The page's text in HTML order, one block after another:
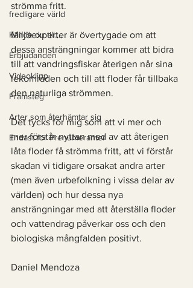
fredligare värld
Kände du till....
Erbjudanden
Videoklipp
Framsteg
Arter som återhämtar sig
Endast för Prenumeranter
strömma fritt.
Miljöexperter är övertygade om att
dessa ansträngningar kommer att bidra
till att vandringsfiskar återigen når sina
lekområden och till att floder får tillbaka
den naturliga strömmen.
Det tycks för mig som att vi mer och
mer förstår nyttan med av att återigen
låta floder få strömma fritt, att vi förstår
skadan vi tidigare orsakat andra arter
(men även urbefolkning i vissa delar av
världen) och hur dessa nya
ansträngningar med att återställa floder
och vattendrag påverkar oss och den
biologiska mångfalden positivt.
Daniel Mendoza